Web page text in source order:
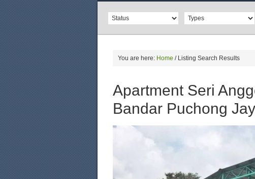
You are here: Home /Listing Search Results
Apartment Seri
Bandar Puchong